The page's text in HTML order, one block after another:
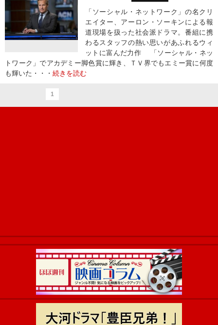
「ソーシャル・ネットワーク」の名クリ
エイター、アーロン・ソーキンによる報
道現場を扱った社会派ドラマ。番組に携
わるスタッフの熱い思いがあふれるウィ
ットに富んだ力作 「ソーシャル・ネッ
トワーク」でアカデミー脚色賞に輝き、ＴＶ界でもエミー賞に何度
も輝いた・・・ 続きを読む
1